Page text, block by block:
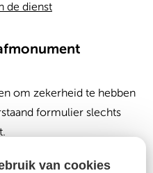
de dienst
om zekerheid te hebben
formulier slechts
van cookies